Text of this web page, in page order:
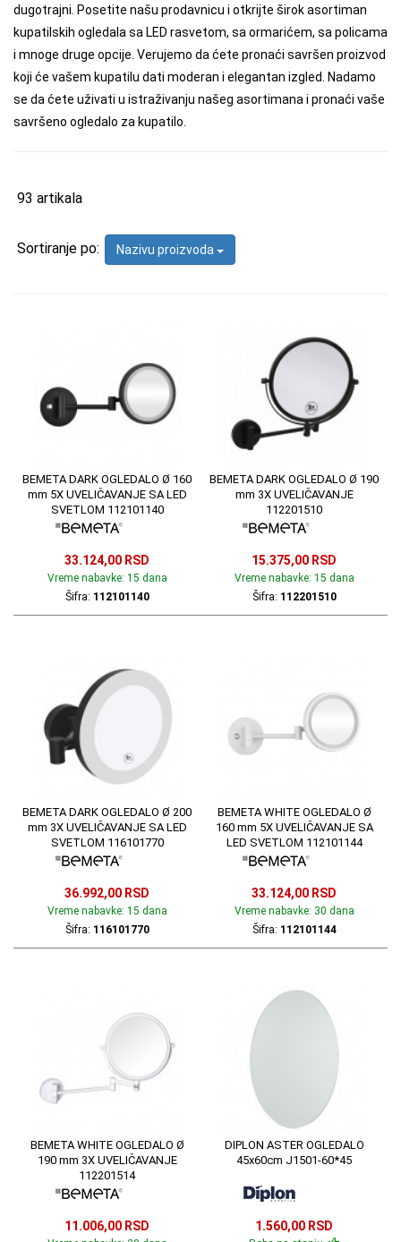
dugotrajni. Posetite našu prodavnicu i otkrijte širok asortiman
kupatilskih ogledala sa LED rasvetom, sa ormarićem, sa policama
i mnoge druge opcije. Verujemo da ćete pronaći savršen proizvod
koji će vašem kupatilu dati moderan i elegantan izgled. Nadamo
se da ćete uživati u istraživanju našeg asortimana i pronaći vaše
savršeno ogledalo za kupatilo.
93 artikala
Sortiranje po: Nazivu proizvoda
BEMETA DARK OGLEDALO Ø 160
mm 5X UVELIČAVANJE SA LED
SVETLOM 112101140
33.124,00 RSD
Vreme nabavke: 15 dana
Šifra: 112101140
BEMETA DARK OGLEDALO Ø 190
mm 3X UVELIČAVANJE
112201510
15.375,00 RSD
Vreme nabavke: 15 dana
Šifra: 112201510
BEMETA DARK OGLEDALO Ø 200
mm 3X UVELIČAVANJE SA LED
SVETLOM 116101770
36.992,00 RSD
Vreme nabavke: 15 dana
Šifra: 116101770
BEMETA WHITE OGLEDALO Ø
160 mm 5X UVELIČAVANJE SA
LED SVETLOM 112101144
33.124,00 RSD
Vreme nabavke: 30 dana
Šifra: 112101144
BEMETA WHITE OGLEDALO Ø
190 mm 3X UVELIČAVANJE
112201514
11.006,00 RSD
DIPLON ASTER OGLEDALO
45x60cm J1501-60*45
1.560,00 RSD